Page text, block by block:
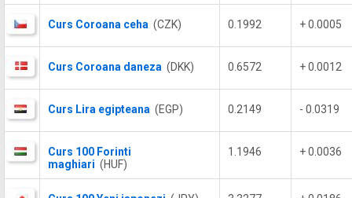
Curs Coroana ceha (CZK) 0.1992 + 0.0005
Curs Coroana daneza (DKK) 0.6572 + 0.0012
Curs Lira egipteana (EGP) 0.2149 - 0.0319
Curs 100 Forinti
maghiari (HUF)
1.1946 + 0.0036